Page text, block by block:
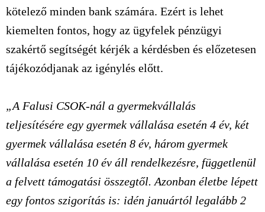
kötelező minden bank számára. Ezért is lehet
kiemelten fontos, hogy az ügyfelek pénzügyi
szakértő segítségét kérjék a kérdésben és előzetesen
tájékozódjanak az igénylés előtt.
„A Falusi CSOK-nál a gyermekvállalás
teljesítésére egy gyermek vállalása esetén 4 év, két
gyermek vállalása esetén 8 év, három gyermek
vállalása esetén 10 év áll rendelkezésre, függetlenül
a felvett támogatási összegtől. Azonban életbe lépett
egy fontos szigorítás is: idén januártól legalább 2